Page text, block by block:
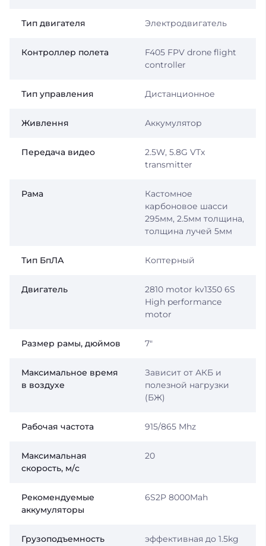
Тип двигателя Электродвигатель
Контроллер полета
F405 FPV drone flight
controller
Тип управления Дистанционное
Живлення Аккумулятор
Передача видео
2.5W, 5.8G VTx
transmitter
Рама
Кастомное
карбоновое шасси
295мм, 2.5мм толщина,
толщина лучей 5мм
Тип БпЛА Коптерный
Двигатель
2810 motor kv1350 6S
High performance
motor
Размер рамы, дюймов 7″
Максимальное время
в воздухе
Зависит от АКБ и
полезной нагрузки
(БЖ)
Рабочая частота 915/865 Mhz
Максимальная
скорость, м/с
20
Рекомендуемые
аккумуляторы
6S2P 8000Mah
Грузоподъемность эффективная до 1.5kg